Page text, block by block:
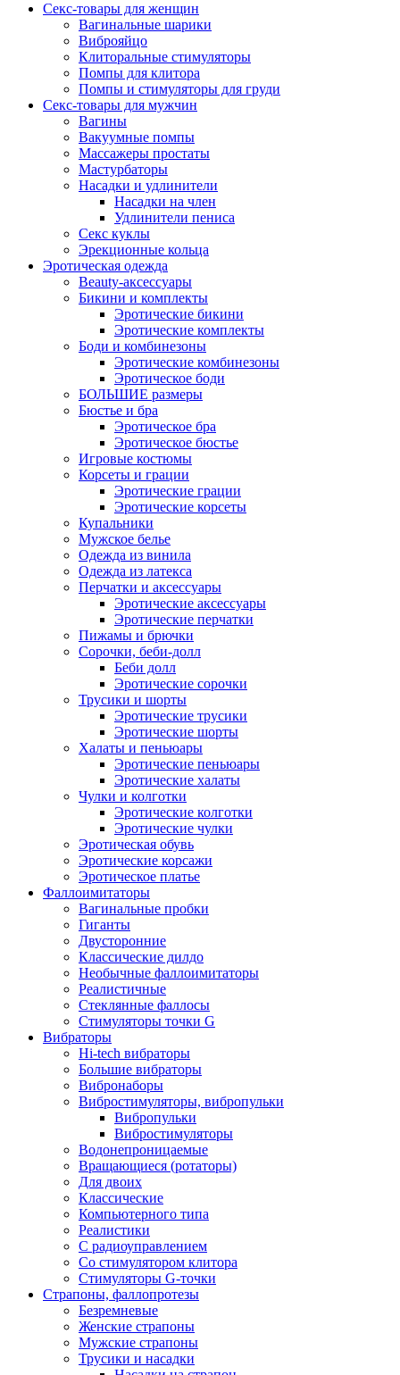
Секс-товары для женщин
Вагинальные шарики
Виброяйцо
Клиторальные стимуляторы
Помпы для клитора
Помпы и стимуляторы для груди
Секс-товары для мужчин
Вагины
Вакуумные помпы
Массажеры простаты
Мастурбаторы
Насадки и удлинители
Насадки на член
Удлинители пениса
Секс куклы
Эрекционные кольца
Эротическая одежда
Beauty-аксессуары
Бикини и комплекты
Эротические бикини
Эротические комплекты
Боди и комбинезоны
Эротические комбинезоны
Эротическое боди
БОЛЬШИЕ размеры
Бюстье и бра
Эротическое бра
Эротическое бюстье
Игровые костюмы
Корсеты и грации
Эротические грации
Эротические корсеты
Купальники
Мужское белье
Одежда из винила
Одежда из латекса
Перчатки и аксессуары
Эротические аксессуары
Эротические перчатки
Пижамы и брючки
Сорочки, беби-долл
Беби долл
Эротические сорочки
Трусики и шорты
Эротические трусики
Эротические шорты
Халаты и пеньюары
Эротические пеньюары
Эротические халаты
Чулки и колготки
Эротические колготки
Эротические чулки
Эротическая обувь
Эротические корсажи
Эротическое платье
Фаллоимитаторы
Вагинальные пробки
Гиганты
Двусторонние
Классические дилдо
Необычные фаллоимитаторы
Реалистичные
Стеклянные фаллосы
Стимуляторы точки G
Вибраторы
Hi-tech вибраторы
Большие вибраторы
Вибронаборы
Вибростимуляторы, вибропульки
Вибропульки
Вибростимуляторы
Водонепроницаемые
Вращающиеся (ротаторы)
Для двоих
Классические
Компьютерного типа
Реалистики
С радиоуправлением
Со стимулятором клитора
Стимуляторы G-точки
Страпоны, фаллопротезы
Безремневые
Женские страпоны
Мужские страпоны
Трусики и насадки